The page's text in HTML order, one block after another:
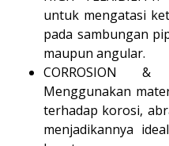
untuk mengatasi
pada sambungan
maupun angular.
CORROSION &
Menggunakan
terhadap korosi,
menjadikannya